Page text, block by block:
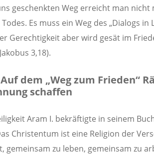
geschenkten Weg erreicht man
Es muss ein Weg des „Dialogs in
Gerechtigkeit aber wird gesät im
3,18).
„Weg zum Frieden“
schaffen
Aram I. bekräftigte in seinem
Christentum ist eine Religion der
gemeinsam zu leben, gemeinsam zu